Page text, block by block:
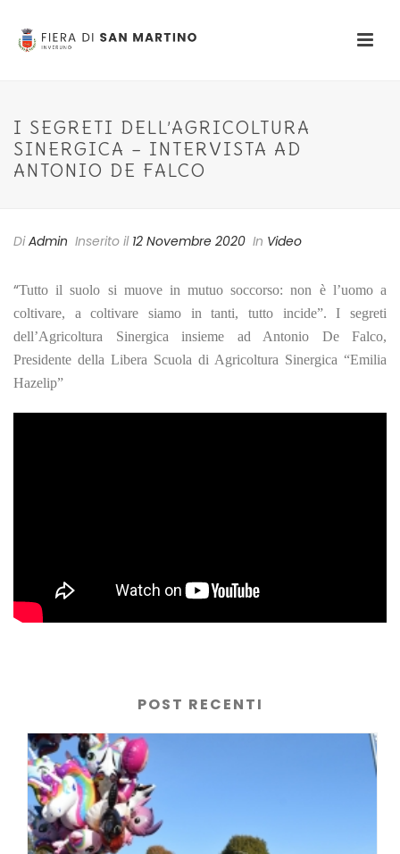
I SEGRETI DELL’AGRICOLTURA
SINERGICA – INTERVISTA AD
ANTONIO DE FALCO
DiAdmin Inserito il 12 Novembre 2020 In Video
“Tutto il suolo si muove in mutuo soccorso: non è l’uomo a
coltivare, a coltivare siamo in tanti, tutto incide”. I segreti
dell’Agricoltura Sinergica insieme ad Antonio De Falco,
Presidente della Libera Scuola di Agricoltura Sinergica “Emilia
Hazelip”
POST RECENTI